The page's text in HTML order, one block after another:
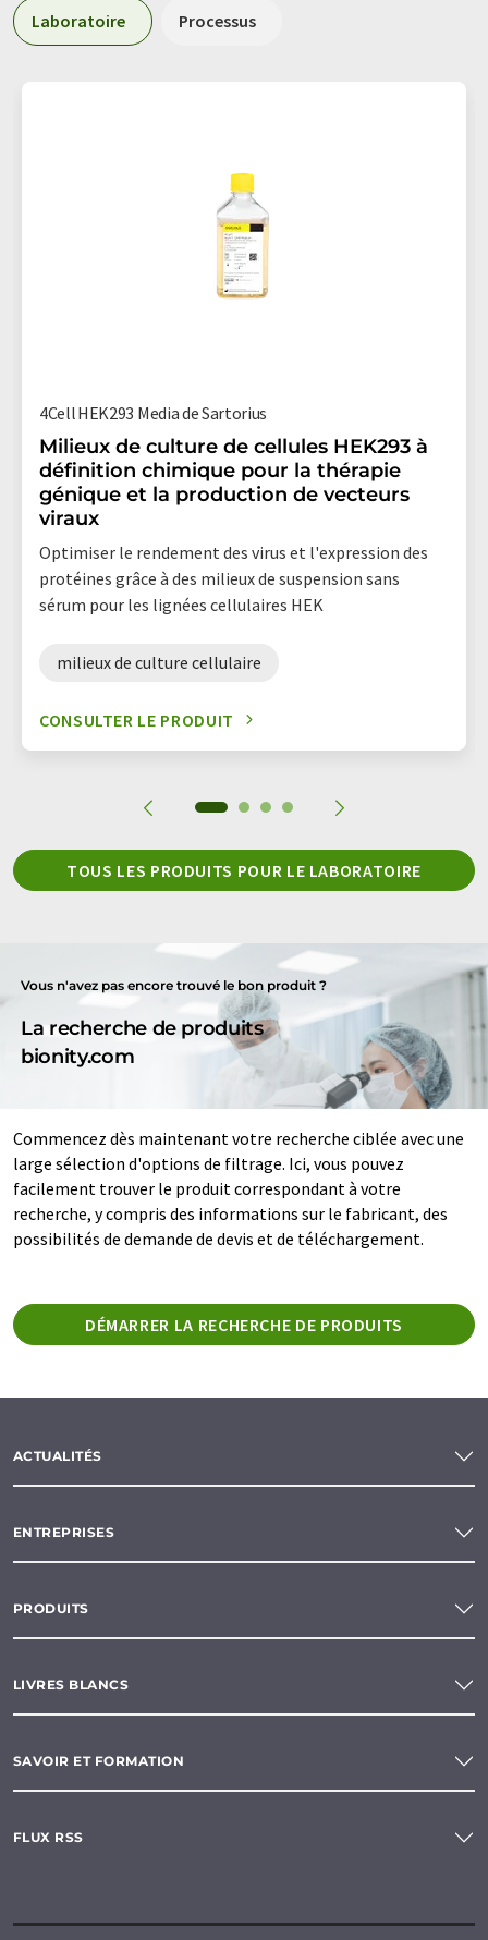
Laboratoire Processus
4Cell HEK293 Media de Sartorius
Milieux de culture de cellules HEK293 à
définition chimique pour la thérapie
génique et la production de vecteurs
viraux
Optimiser le rendement des virus et l'expression des
protéines grâce à des milieux de suspension sans
sérum pour les lignées cellulaires HEK
milieux de culture cellulaire
CONSULTER LE PRODUIT
TOUS LES PRODUITS POUR LE LABORATOIRE
Vous n'avez pas encore trouvé le bon produit ?
La recherche de produits
bionity.com
Commencez dès maintenant votre recherche ciblée avec une
large sélection d'options de filtrage. Ici, vous pouvez
facilement trouver le produit correspondant à votre
recherche, y compris des informations sur le fabricant, des
possibilités de demande de devis et de téléchargement.
DÉMARRER LA RECHERCHE DE PRODUITS
ACTUALITÉS
ENTREPRISES
PRODUITS
LIVRES BLANCS
SAVOIR ET FORMATION
FLUX RSS